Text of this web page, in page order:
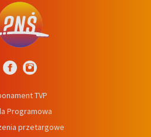
TVP
Programowa
przetargowe